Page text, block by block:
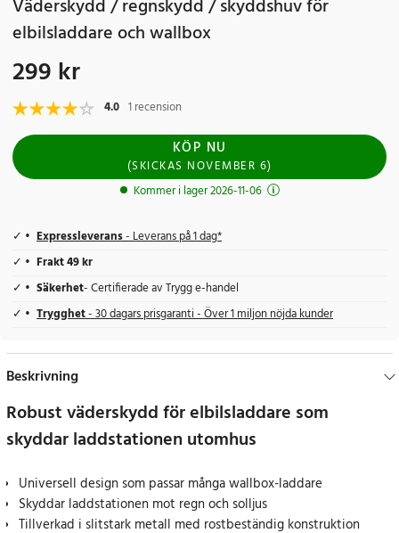
Väderskydd / regnskydd / skyddshuv för
elbilsladdare och wallbox
Pris:299 kr
299 kr
4.0 1 recension
KÖP NU
(SKICKAS NOVEMBER 6)
Kommer i lager 2026-11-06
Expressleverans- Leverans på 1 dag*
Frakt 49 kr
Säkerhet- Certifierade av Trygg e-handel
Trygghet- 30 dagars prisgaranti - Över 1 miljon nöjda kunder
Beskrivning
Robust väderskydd för elbilsladdare som
skyddar laddstationen utomhus
Universell design som passar många wallbox-laddare
Skyddar laddstationen mot regn och solljus
Tillverkad i slitstark metall med rostbeständig konstruktion